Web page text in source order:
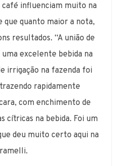
café influenciam muito na
que quanto maior a nota,
resultados. “A união de
excelente bebida na
irrigação na fazenda foi
rapidamente
com enchimento de
cítricas na bebida. Foi um
deu muito certo aqui na